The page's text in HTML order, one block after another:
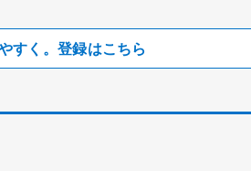
すく。登録はこちら